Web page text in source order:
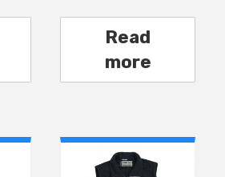
Read
more